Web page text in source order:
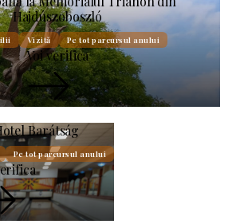
Hajdúszoboszló
Vizită Pe tot parcursul anului
Voi verifica
Barátság
Pe tot parcursul anului